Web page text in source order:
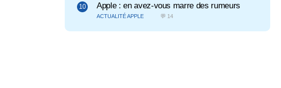
Apple : en avez-vous marre des rumeurs
ACTUALITÉ APPLE 💬 14